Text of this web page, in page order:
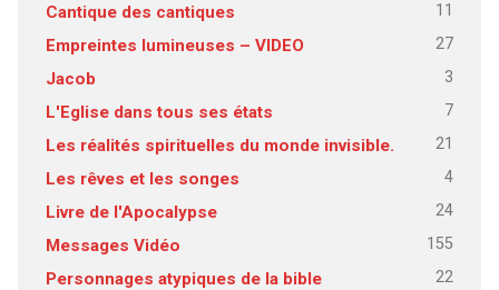
Cantique des cantiques 11
Empreintes lumineuses – VIDEO 27
Jacob 3
L'Eglise dans tous ses états 7
Les réalités spirituelles du monde invisible. 21
Les rêves et les songes 4
Livre de l'Apocalypse 24
Messages Vidéo 155
Personnages atypiques de la bible 22